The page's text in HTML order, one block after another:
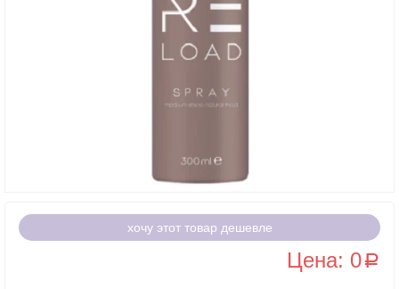
хочу этот товар дешевле
Цена: 0a